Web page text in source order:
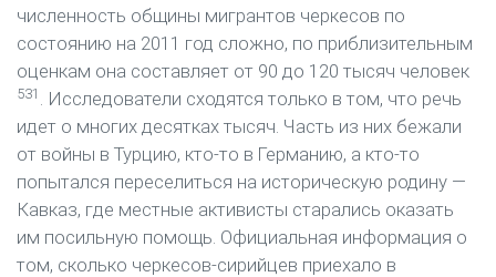
численность общины мигрантов черкесов по
состоянию на 2011 год сложно, по приблизительным
оценкам она составляет от 90 до 120 тысяч человек
531 . Исследователи сходятся только в том, что речь
идет о многих десятках тысяч. Часть из них бежали
от войны в Турцию, кто-то в Германию, а кто-то
попытался переселиться на историческую родину —
Кавказ, где местные активисты старались оказать
им посильную помощь. Официальная информация о
том, сколько черкесов-сирийцев приехало в